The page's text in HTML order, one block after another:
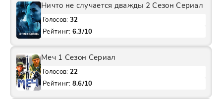
Ничто не случается дважды 2 Сезон Сериал
Голосов: 32
Рейтинг: 6.3/10
Меч 1 Сезон Сериал
Голосов: 22
Рейтинг: 8.6/10